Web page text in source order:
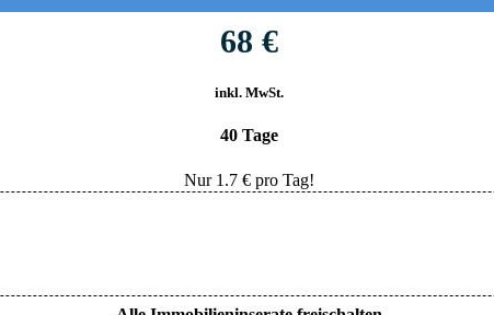
68 €
inkl. MwSt.
40 Tage
Nur 1.7€ pro Tag!